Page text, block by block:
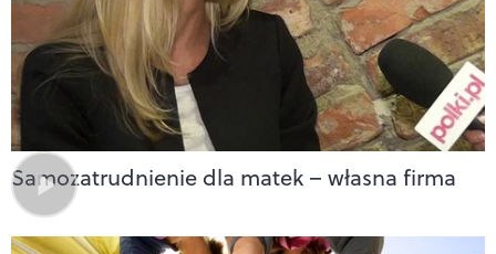
Samozatrudnienie dla matek – własna firma